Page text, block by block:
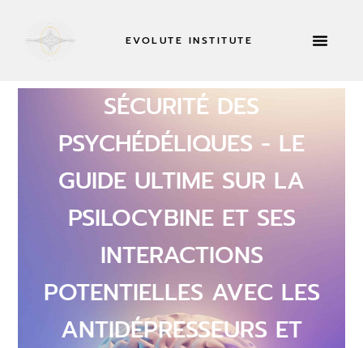
EVOLUTE INSTITUTE
SÉCURITÉ DES
PSYCHÉDÉLIQUES - LE
GUIDE ULTIME SUR LA
PSILOCYBINE ET SES
INTERACTIONS
POTENTIELLES AVEC LES
ANTIDÉPRESSEURS ET